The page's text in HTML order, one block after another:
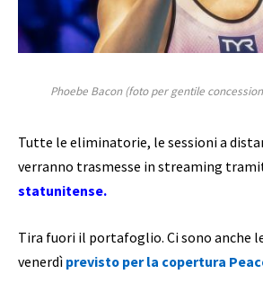
Phoebe Bacon (foto per gentile
Tutte le eliminatorie, le sessioni a
verranno trasmesse in streaming
statunitense.
Tira fuori il portafoglio. Ci sono anche
venerdì previsto per la copertura